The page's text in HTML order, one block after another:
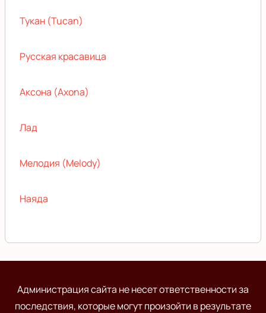
Тукан (Tucan)
Русская красавица
Аксона (Axona)
Лад
Мелодия (Melody)
Наяда
Администрация сайта не несет ответственности за
последствия, которые могут произойти в результате